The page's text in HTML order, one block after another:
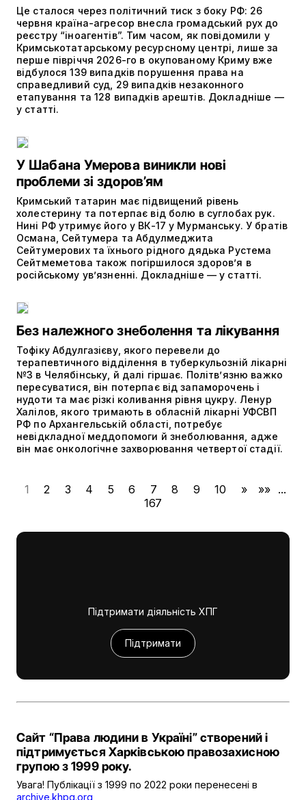
Це сталося через політичний тиск з боку РФ: 26
червня країна-агресор внесла громадський рух до
реєстру “іноагентів”. Тим часом, як повідомили у
Кримськотатарському ресурсному центрі, лише за
перше півріччя 2026-го в окупованому Криму вже
відбулося 139 випадків порушення права на
справедливий суд, 29 випадків незаконного
етапування та 128 випадків арештів. Докладніше —
у статті.
У Шабана Умерова виникли нові
проблеми зі здоров’ям
Кримський татарин має підвищений рівень
холестерину та потерпає від болю в суглобах рук.
Нині РФ утримує його у ВК-17 у Мурманську. У братів
Османа, Сейтумера та Абдулмеджита
Сейтумерових та їхнього рідного дядька Рустема
Сейтмеметова також погіршилося здоров’я в
російському ув’язненні. Докладніше — у статті.
Без належного знеболення та лікування
Тофіку Абдулгазієву, якого перевели до
терапевтичного відділення в туберкульозній лікарні
№3 в Челябінську, й далі гіршає. Політвʼязню важко
пересуватися, він потерпає від запаморочень і
нудоти та має різкі коливання рівня цукру. Ленур
Халілов, якого тримають в обласній лікарні УФСВП
РФ по Архангельській області, потребує
невідкладної меддопомоги й знеболювання, адже
він має онкологічне захворювання четвертої стадії.
1 2 3 4 5 6 7 8 9 10 » »» ...
167
Підтримати діяльність ХПГ
Підтримати
Сайт “Права людини в Україні” створений і
підтримується Харківською правозахисною
групою з 1999 року.
Увага! Публікації з 1999 по 2022 роки перенесені в
archive.khpg.org